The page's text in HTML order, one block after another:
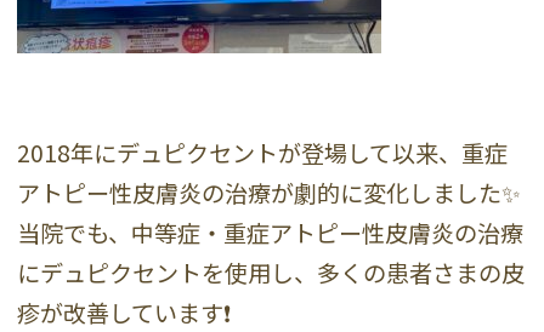
2018年にデュピクセントが登場して以来、重症
アトピー性皮膚炎の治療が劇的に変化しました✨
当院でも、中等症・重症アトピー性皮膚炎の治療
にデュピクセントを使用し、多くの患者さまの皮
疹が改善しています❗️